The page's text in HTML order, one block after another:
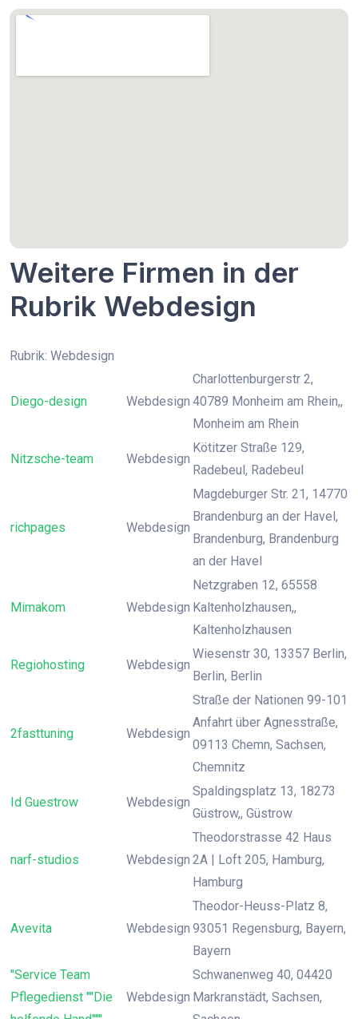
Weitere Firmen in der
Rubrik Webdesign
Rubrik: Webdesign
Diego-design Webdesign
Charlottenburgerstr 2,
40789 Monheim am Rhein,,
Monheim am Rhein
Nitzsche-team Webdesign
Kötitzer Straße 129,
Radebeul, Radebeul
richpages Webdesign
Magdeburger Str. 21, 14770
Brandenburg an der Havel,
Brandenburg, Brandenburg
an der Havel
Mimakom Webdesign
Netzgraben 12, 65558
Kaltenholzhausen,,
Kaltenholzhausen
Regiohosting Webdesign
Wiesenstr 30, 13357 Berlin,
Berlin, Berlin
2fasttuning Webdesign
Straße der Nationen 99-101
Anfahrt über Agnesstraße,
09113 Chemn, Sachsen,
Chemnitz
Id Guestrow Webdesign
Spaldingsplatz 13, 18273
Güstrow,, Güstrow
narf-studios Webdesign
Theodorstrasse 42 Haus
2A | Loft 205, Hamburg,
Hamburg
Avevita Webdesign
Theodor-Heuss-Platz 8,
93051 Regensburg, Bayern,
Bayern
"Service Team
Pflegedienst ""Die
Webdesign
Schwanenweg 40, 04420
Markranstädt, Sachsen,